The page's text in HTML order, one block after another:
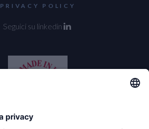
PRIVACY POLICY
Seguici su linkedin